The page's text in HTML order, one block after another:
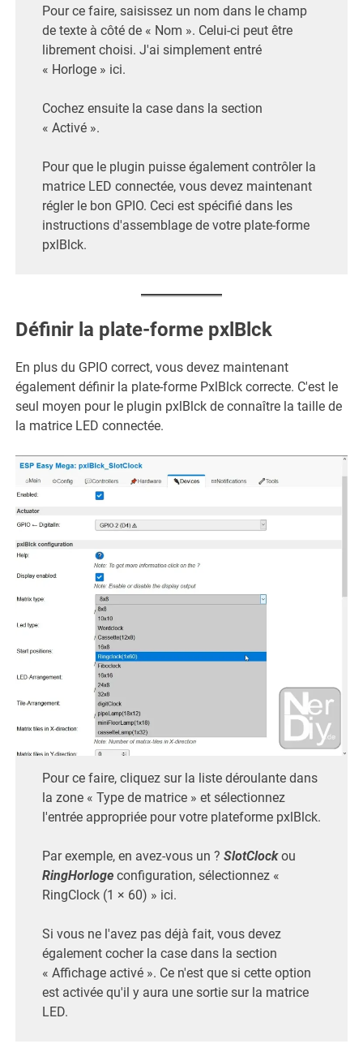
Pour ce faire, saisissez un nom dans le champ
de texte à côté de « Nom ». Celui-ci peut être
librement choisi. J'ai simplement entré
« Horloge » ici.
Cochez ensuite la case dans la section
« Activé ».
Pour que le plugin puisse également contrôler la
matrice LED connectée, vous devez maintenant
régler le bon GPIO. Ceci est spécifié dans les
instructions d'assemblage de votre plate-forme
pxlBlck.
Définir la plate-forme pxlBlck
En plus du GPIO correct, vous devez maintenant
également définir la plate-forme PxlBlck correcte. C'est le
seul moyen pour le plugin pxlBlck de connaître la taille de
la matrice LED connectée.
Pour ce faire, cliquez sur la liste déroulante dans
la zone « Type de matrice » et sélectionnez
l'entrée appropriée pour votre plateforme pxlBlck.
Par exemple, en avez-vous un ? SlotClockou
RingHorloge configuration, sélectionnez «
RingClock (1 × 60) » ici.
Si vous ne l'avez pas déjà fait, vous devez
également cocher la case dans la section
« Affichage activé ». Ce n'est que si cette option
est activée qu'il y aura une sortie sur la matrice
LED.